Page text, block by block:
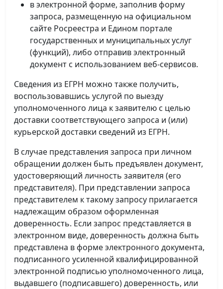
в электронной форме, заполнив форму
запроса, размещенную на официальном
сайте Росреестра и Едином портале
государственных и муниципальных услуг
(функций), либо отправив электронный
документ с использованием веб-сервисов.
Сведения из ЕГРН можно также получить,
воспользовавшись услугой по выезду
уполномоченного лица к заявителю с целью
доставки соответствующего запроса и (или)
курьерской доставки сведений из ЕГРН.
В случае представления запроса при личном
обращении должен быть предъявлен документ,
удостоверяющий личность заявителя (его
представителя). При представлении запроса
представителем к такому запросу прилагается
надлежащим образом оформленная
доверенность. Если запрос представляется в
электронном виде, доверенность должна быть
представлена в форме электронного документа,
подписанного усиленной квалифицированной
электронной подписью уполномоченного лица,
выдавшего (подписавшего) доверенность, или